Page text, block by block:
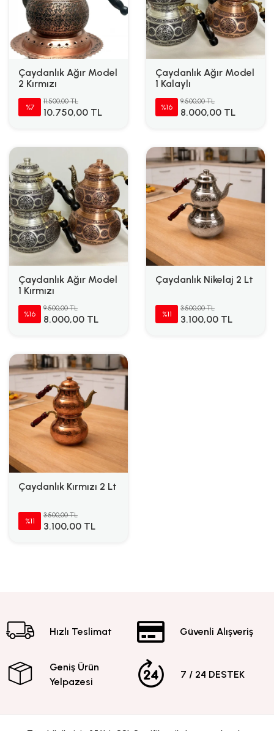
Çaydanlık Ağır Model
2 Kırmızı
%7
11.500,00 TL
10.750,00 TL
Çaydanlık Ağır Model
1 Kalaylı
%16
9.500,00 TL
8.000,00 TL
Çaydanlık Ağır Model
1 Kırmızı
%16
9.500,00 TL
8.000,00 TL
Çaydanlık Nikelaj 2 Lt
%11
3.500,00 TL
3.100,00 TL
Çaydanlık Kırmızı 2 Lt
%11
3.500,00 TL
3.100,00 TL
Hızlı Teslimat Güvenli Alışveriş
Geniş Ürün
Yelpazesi
7 / 24 DESTEK